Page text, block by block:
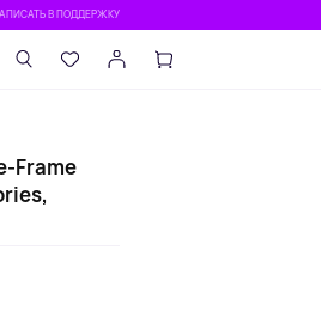
В ПОДДЕРЖКУ
Frame